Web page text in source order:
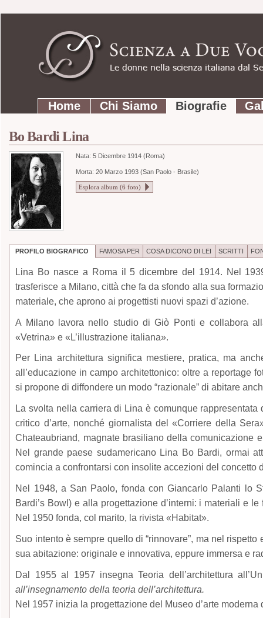
contenuti.
Strumenti
personali
SezioniHome Chi Siamo Biografie
Bo Bardi Lina
Nata:5 Dicembre 1914 (Roma)
Morta: 20 Marzo 1993 (San Paolo - Brasile)
Esplora album (6 foto)
PROFILO BIOGRAFICO FAMOSA PER COSA DICONO DI LEI SCRITTI
Lina Bo nasce a Roma il 5 dicembre del 1914. Nel
trasferisce a Milano, città che fa da sfondo alla sua
materiale, che aprono ai progettisti nuovi spazi d’azione.
A Milano lavora nello studio di Giò Ponti e collabora
«Vetrina» e «L’illustrazione italiana».
Per Lina architettura significa mestiere, pratica, ma
all’educazione in campo architettonico: oltre a reportage
si propone di diffondere un modo “razionale” di abitare
La svolta nella carriera di Lina è comunque
critico d’arte, nonché giornalista del «Corriere della
Chateaubriand, magnate brasiliano della comunicazione
Nel grande paese sudamericano Lina Bo Bardi, ormai
comincia a confrontarsi con insolite accezioni del concetto
Nel 1948, a San Paolo, fonda con Giancarlo Palanti lo
Bardi’s Bowl) e alla progettazione d’interni: i materiali e
Nel 1950 fonda, col marito, la rivista «Habitat».
Suo intento è sempre quello di “rinnovare”, ma nel
sua abitazione: originale e innovativa, eppure immersa e
Dal 1955 al 1957 insegna Teoria dell’architettura
all’insegnamento della teoria dell’architettura.
Nel 1957 inizia la progettazione del Museo d’arte